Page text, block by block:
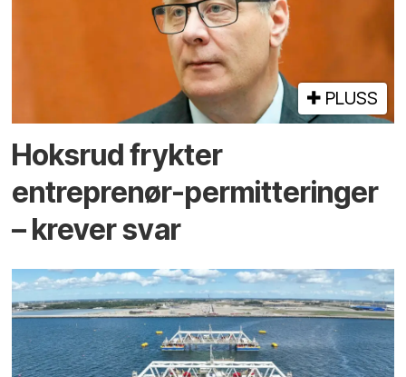
PLUSS
Hoksrud frykter
entreprenør-permitteringer
– krever svar